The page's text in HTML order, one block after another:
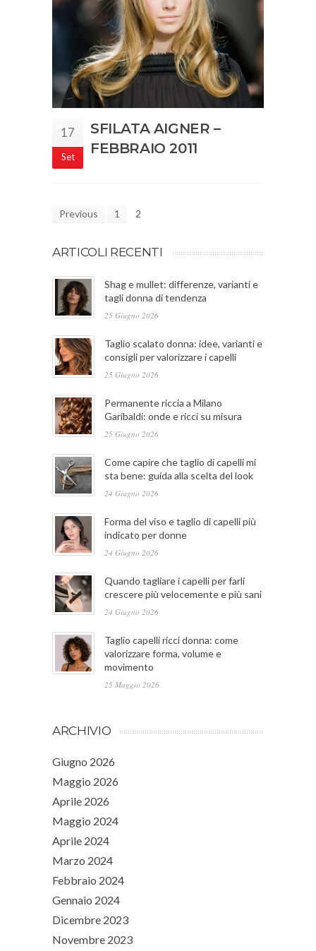
17
Set
SFILATA AIGNER –
FEBBRAIO 2011
Previous 1 2
ARTICOLI RECENTI
Shag e mullet: differenze, varianti e
tagli donna di tendenza
25 Giugno 2026
Taglio scalato donna: idee, varianti e
consigli per valorizzare i capelli
25 Giugno 2026
Permanente riccia a Milano
Garibaldi: onde e ricci su misura
25 Giugno 2026
Come capire che taglio di capelli mi
sta bene: guida alla scelta del look
24 Giugno 2026
Forma del viso e taglio di capelli più
indicato per donne
24 Giugno 2026
Quando tagliare i capelli per farli
crescere più velocemente e più sani
24 Giugno 2026
Taglio capelli ricci donna: come
valorizzare forma, volume e
movimento
25 Maggio 2026
ARCHIVIO
Giugno 2026
Maggio 2026
Aprile 2026
Maggio 2024
Aprile 2024
Marzo 2024
Febbraio 2024
Gennaio 2024
Dicembre 2023
Novembre 2023